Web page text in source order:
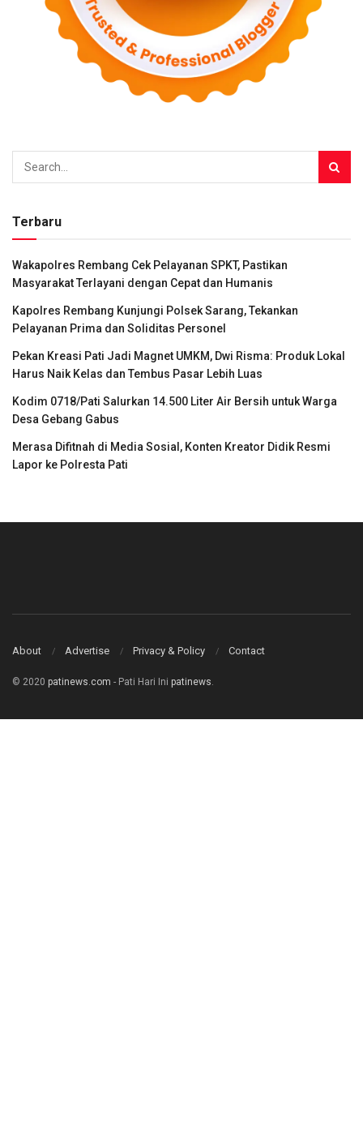
Terbaru
Wakapolres Rembang Cek Pelayanan SPKT, Pastikan
Masyarakat Terlayani dengan Cepat dan Humanis
Kapolres Rembang Kunjungi Polsek Sarang, Tekankan
Pelayanan Prima dan Soliditas Personel
Pekan Kreasi Pati Jadi Magnet UMKM, Dwi Risma: Produk Lokal
Harus Naik Kelas dan Tembus Pasar Lebih Luas
Kodim 0718/Pati Salurkan 14.500 Liter Air Bersih untuk Warga
Desa Gebang Gabus
Merasa Difitnah di Media Sosial, Konten Kreator Didik Resmi
Lapor ke Polresta Pati
About Advertise Privacy & Policy Contact
© 2020 patinews.com - Pati Hari Ini patinews.